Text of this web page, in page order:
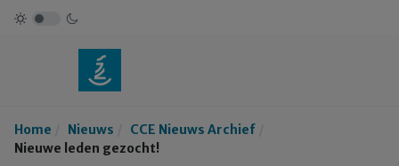
Home Nieuws
CCE Nieuws Archief
Nieuwe leden gezocht!